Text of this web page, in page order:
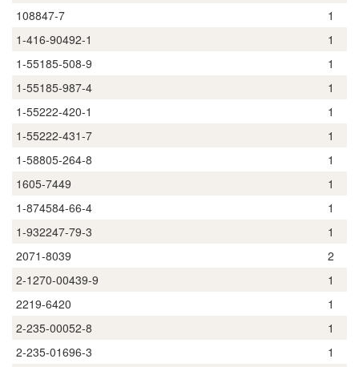
108847-7
1
1-416-90492-1
1
1-55185-508-9
1
1-55185-987-4
1
1-55222-420-1
1
1-55222-431-7
1
1-58805-264-8
1
1605-7449
1
1-874584-66-4
1
1-932247-79-3
1
2071-8039
2
2-1270-00439-9
1
2219-6420
1
2-235-00052-8
1
2-235-01696-3
1